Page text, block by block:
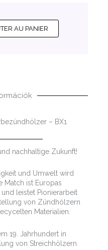
AU PANIER
– BX1
nachhaltige Zukunft!
und Umwelt wird
Match ist Europas
leistet Pionierarbeit
von Zündhölzern
Materialien.
19. Jahrhundert in
von Streichhölzern